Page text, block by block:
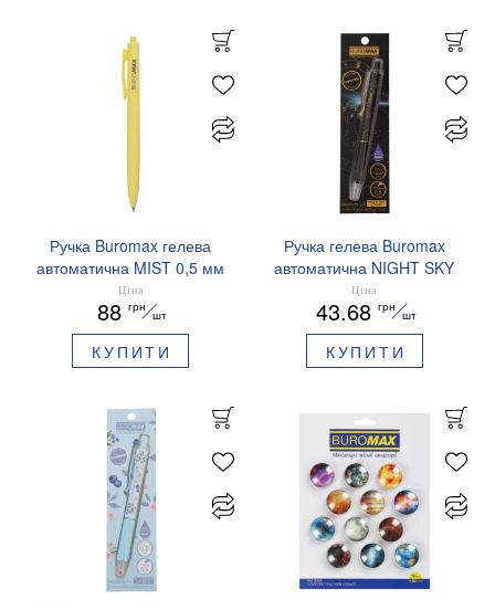
Ручка Buromax гелева
автоматична MIST 0,5 мм
сині чорнила BM.83103
Ціна
88 грн
шт
КУПИТИ
Ручка гелева Buromax
автоматична NIGHT SKY
ZODIAC 0.5 мм
ароматизований грип синє
чорнило BM.8379-01
Ціна
43.68 грн
шт
КУПИТИ